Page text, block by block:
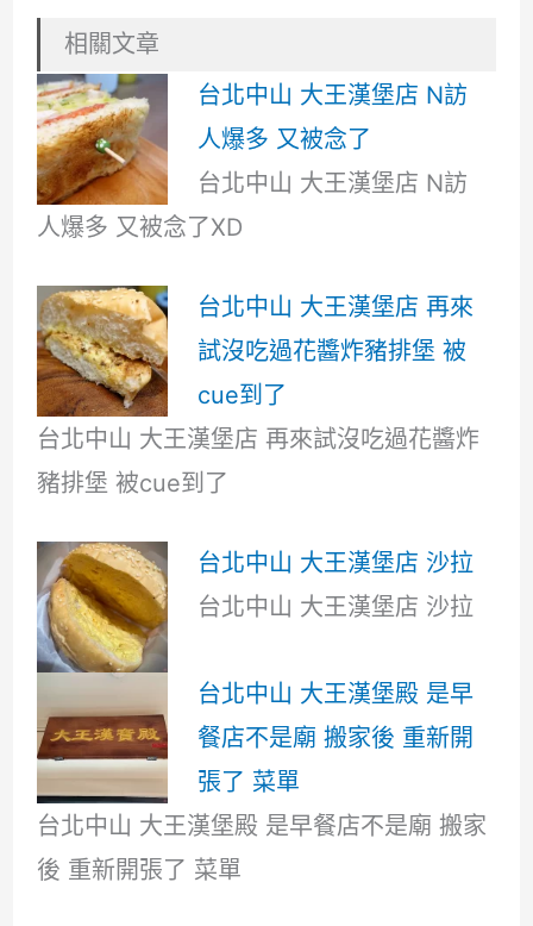
相關文章
台北中山 大王漢堡店 N訪
人爆多 又被念了
台北中山 大王漢堡店 N訪
人爆多 又被念了XD
台北中山 大王漢堡店 再來
試沒吃過花醬炸豬排堡 被
cue到了
台北中山 大王漢堡店 再來試沒吃過花醬炸
豬排堡 被cue到了
台北中山 大王漢堡店 沙拉
台北中山 大王漢堡店 沙拉
台北中山 大王漢堡殿 是早
餐店不是廟 搬家後 重新開
張了 菜單
台北中山 大王漢堡殿 是早餐店不是廟 搬家
後 重新開張了 菜單